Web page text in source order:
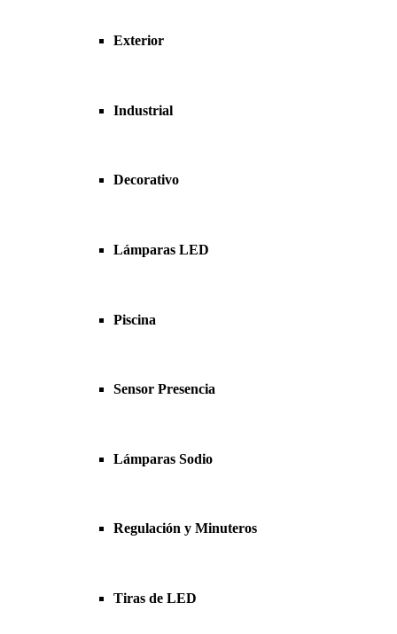
Exterior
Industrial
Decorativo
Lámparas LED
Piscina
Sensor Presencia
Lámparas Sodio
Regulación y Minuteros
Tiras de LED